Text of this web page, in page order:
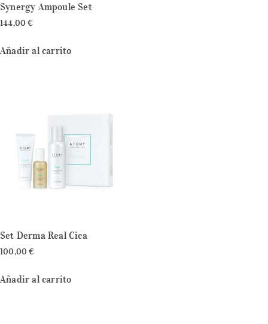
Synergy Ampoule Set
144,00€
Añadir al carrito
Set Derma Real Cica
100,00€
Añadir al carrito